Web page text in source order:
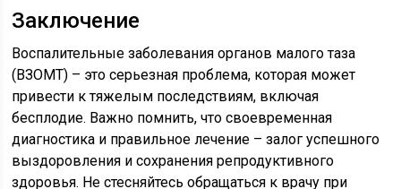
Заключение
Воспалительные заболевания органов малого таза
(ВЗОМТ) – это серьезная проблема, которая может
привести к тяжелым последствиям, включая
бесплодие. Важно помнить, что своевременная
диагностика и правильное лечение – залог успешного
выздоровления и сохранения репродуктивного
здоровья. Не стесняйтесь обращаться к врачу при